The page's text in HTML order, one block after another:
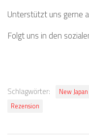
Unterstützt uns gerne
Folgt uns in den
Schlagwörter: New Japan
Rezension